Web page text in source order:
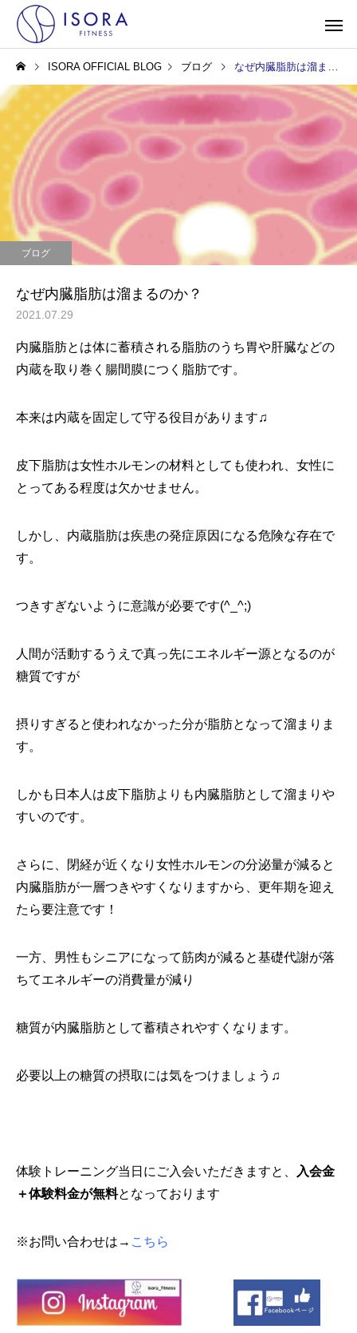
ISORA OFFICIAL BLOG ブログ なぜ内臓脂肪は溜まるのか？
ブログ
なぜ内臓脂肪は溜まるのか？
2021.07.29
内臓脂肪とは体に蓄積される脂肪のうち胃や肝臓などの
内蔵を取り巻く腸間膜につく脂肪です。
本来は内蔵を固定して守る役目があります♫
皮下脂肪は女性ホルモンの材料としても使われ、女性に
とってある程度は欠かせません。
しかし、内蔵脂肪は疾患の発症原因になる危険な存在で
す。
つきすぎないように意識が必要です(^_^;)
人間が活動するうえで真っ先にエネルギー源となるのが
糖質ですが
摂りすぎると使われなかった分が脂肪となって溜まりま
す。
しかも日本人は皮下脂肪よりも内臓脂肪として溜まりや
すいのです。
さらに、閉経が近くなり女性ホルモンの分泌量が減ると
内臓脂肪が一層つきやすくなりますから、更年期を迎え
たら要注意です！
一方、男性もシニアになって筋肉が減ると基礎代謝が落
ちてエネルギーの消費量が減り
糖質が内臓脂肪として蓄積されやすくなります。
必要以上の糖質の摂取には気をつけましょう♫
体験トレーニング当日にご入会いただきますと、
入会金
＋体験料金が無料となっております
※お問い合わせは→ こちら